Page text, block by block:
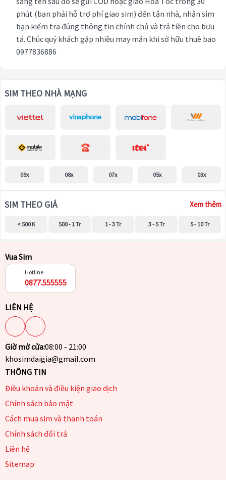
phút (bạn phải hỗ trợ phí giao sim) đến tận nhà, nhận sim
bạn kiểm tra đúng thông tin chính chủ và trả tiền cho bưu
tá. Chúc quý khách gặp nhiều may mắn khi sở hữu thuê bao
0977836886
SIM THEO NHÀ MẠNG
09x 08x 07x 05x 03x
SIM THEO GIÁ Xem thêm
< 500 K 500 - 1 Tr 1 - 3 Tr 3 - 5 Tr 5 - 10 Tr
Vua Sim
Hotline
0877.555555
LIÊN HỆ
Giờ mở cửa:08:00 - 21:00
khosimdaigia@gmail.com
THÔNG TIN
Điều khoản và điều kiện giao dịch
Chính sách bảo mật
Cách mua sim và thanh toán
Chính sách đổi trả
Liên hệ
Sitemap